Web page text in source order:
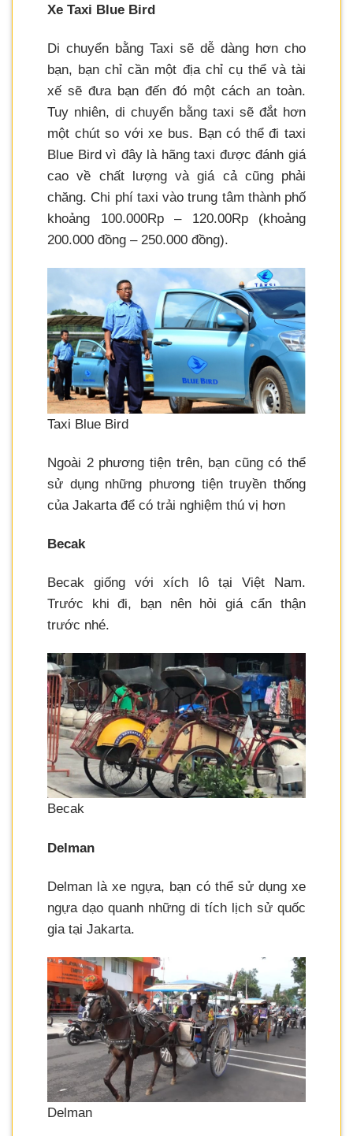
Xe Taxi Blue Bird
Di chuyển bằng Taxi sẽ dễ dàng hơn cho
bạn, bạn chỉ cần một địa chỉ cụ thể và tài
xế sẽ đưa bạn đến đó một cách an toàn.
Tuy nhiên, di chuyển bằng taxi sẽ đắt hơn
một chút so với xe bus. Bạn có thể đi taxi
Blue Bird vì đây là hãng taxi được đánh giá
cao về chất lượng và giá cả cũng phải
chăng. Chi phí taxi vào trung tâm thành phố
khoảng 100.000Rp – 120.00Rp (khoảng
200.000 đồng – 250.000 đồng).
Taxi Blue Bird
Ngoài 2 phương tiện trên, bạn cũng có thể
sử dụng những phương tiện truyền thống
của Jakarta để có trải nghiệm thú vị hơn
Becak
Becak giống với xích lô tại Việt Nam.
Trước khi đi, bạn nên hỏi giá cẩn thận
trước nhé.
Becak
Delman
Delman là xe ngựa, bạn có thể sử dụng xe
ngựa dạo quanh những di tích lịch sử quốc
gia tại Jakarta.
Delman